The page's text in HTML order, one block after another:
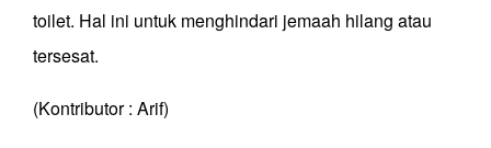
toilet. Hal ini untuk menghindari jemaah hilang atau
tersesat.
(Kontributor : Arif)